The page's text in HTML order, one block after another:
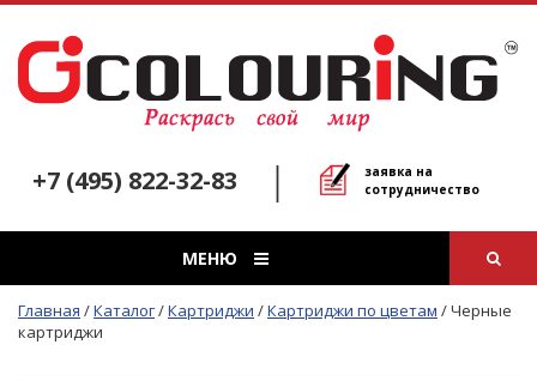
+7 (495) 822-32-83
заявка на
сотрудничество
МЕНЮ
Главная /Каталог/Картриджи /Картриджи по цветам /Черные
картриджи